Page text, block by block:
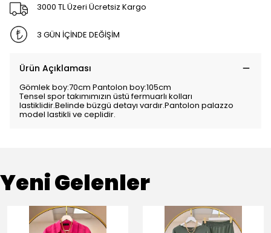
3000 TL Üzeri Ücretsiz Kargo
3 GÜN İÇİNDE DEĞİŞİM
Ürün Açıklaması
Gömlek boy:70cm Pantolon boy:105cm
Tensel spor takımımızın üstü fermuarlı kolları
lastiklidir.Belinde büzgü detayı vardır.Pantolon palazzo
model lastikli ve ceplidir.
Yeni Gelenler